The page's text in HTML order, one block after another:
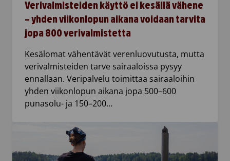
Verivalmisteiden käyttö ei kesällä vähene
– yhden viikonlopun aikana voidaan tarvita
jopa 800 verivalmistetta
Kesälomat vähentävät verenluovutusta, mutta
verivalmisteiden tarve sairaaloissa pysyy
ennallaan. Veripalvelu toimittaa sairaaloihin
yhden viikonlopun aikana jopa 500–600
punasolu- ja 150–200…